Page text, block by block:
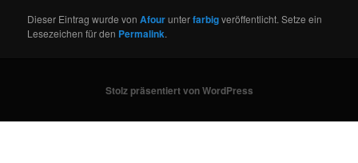
Dieser Eintrag wurde vonAfourunterfarbigveröffentlicht. Setze ein
Lesezeichen für den Permalink.
Stolz präsentiert von WordPress